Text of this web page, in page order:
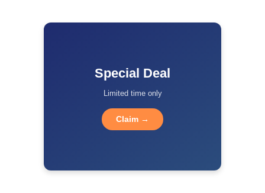
Special Deal
Limited time only
Claim →